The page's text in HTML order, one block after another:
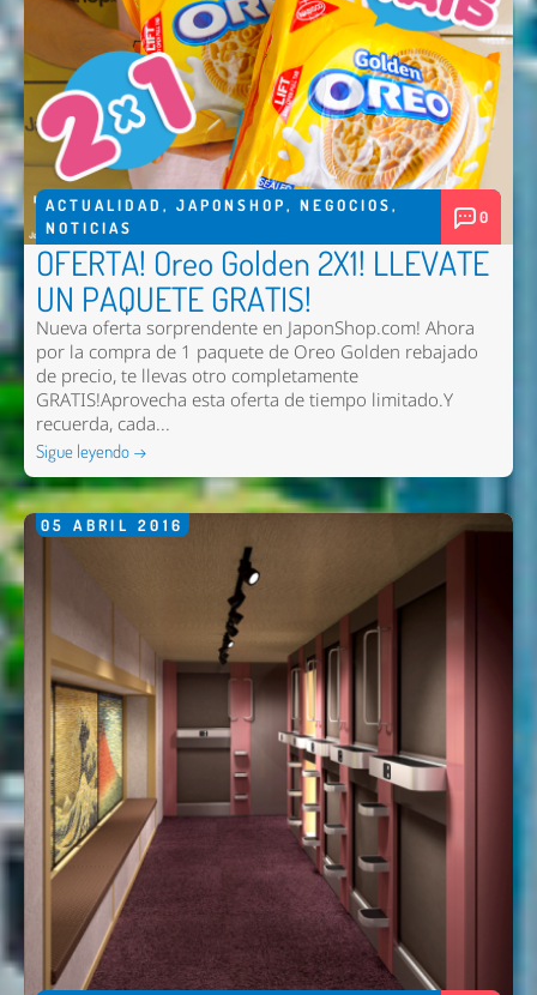
ACTUALIDAD , JAPONSHOP, NEGOCIOS,
NOTICIAS
0
OFERTA! Oreo Golden 2X1! LLEVATE
UN PAQUETE GRATIS!
Nueva oferta sorprendente en JaponShop.com! Ahora
por la compra de 1 paquete de Oreo Golden rebajado
de precio, te llevas otro completamente
GRATIS!Aprovecha esta oferta de tiempo limitado.Y
recuerda, cada...
Sigue leyendo →
05 ABRIL 2016